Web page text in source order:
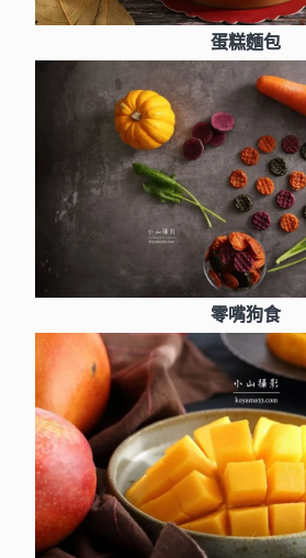
蛋糕麵包
零嘴狗食